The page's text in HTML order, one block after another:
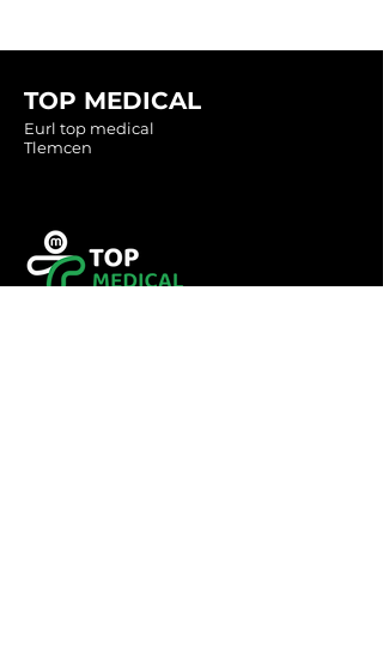
TOP MEDICAL
Eurl top medical
Tlemcen